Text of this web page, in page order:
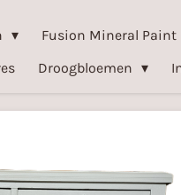
Fusion Mineral Paint
Droogbloemen